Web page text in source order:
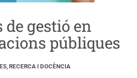
de gestió en
públiques
RECERCA I DOCÈNCIA